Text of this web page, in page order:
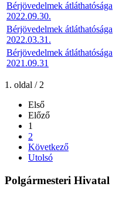
Bérjövedelmek átláthatósága
2022.09.30.
Bérjövedelmek átláthatósága
2022.03.31.
Bérjövedelmek átláthatósága
2021.09.31
1. oldal / 2
Első
Előző
1
2
Következő
Utolsó
Polgármesteri Hivatal